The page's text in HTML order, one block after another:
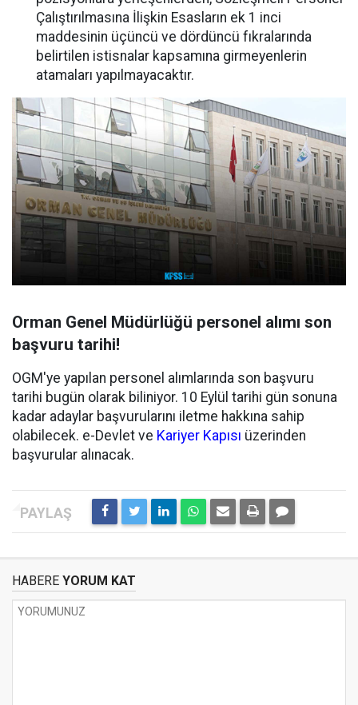
Çalıştırılmasına İlişkin Esasların ek 1 inci
maddesinin üçüncü ve dördüncü fıkralarında
belirtilen istisnalar kapsamına girmeyenlerin
atamaları yapılmayacaktır.
Orman Genel Müdürlüğü personel alımı son
başvuru tarihi!
OGM'ye yapılan personel alımlarında son başvuru
tarihi bugün olarak biliniyor. 10 Eylül tarihi gün sonuna
kadar adaylar başvurularını iletme hakkına sahip
olabilecek. e-Devlet ve Kariyer Kapısı üzerinden
başvurular alınacak.
HABERE YORUM KAT